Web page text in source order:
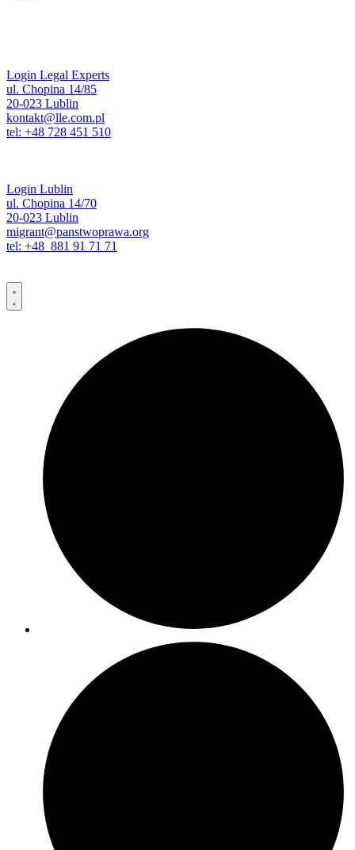
Login Legal Experts
ul. Chopina 14/85
20-023 Lublin
kontakt@lle.com.pl
tel: +48 728 451 510
Login Lublin
ul. Chopina 14/70
20-023 Lublin
migrant@panstwoprawa.org
tel: +48 881 91 71 71